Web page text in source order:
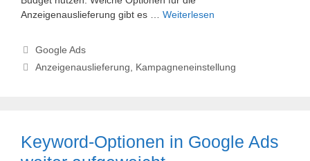
Anzeigenauslieferung gibt es … Weiterlesen
Kategorien
Google Ads
Schlagwörter
Anzeigenauslieferung Kampagneneinstellung
Keyword-Optionen in Google Ads